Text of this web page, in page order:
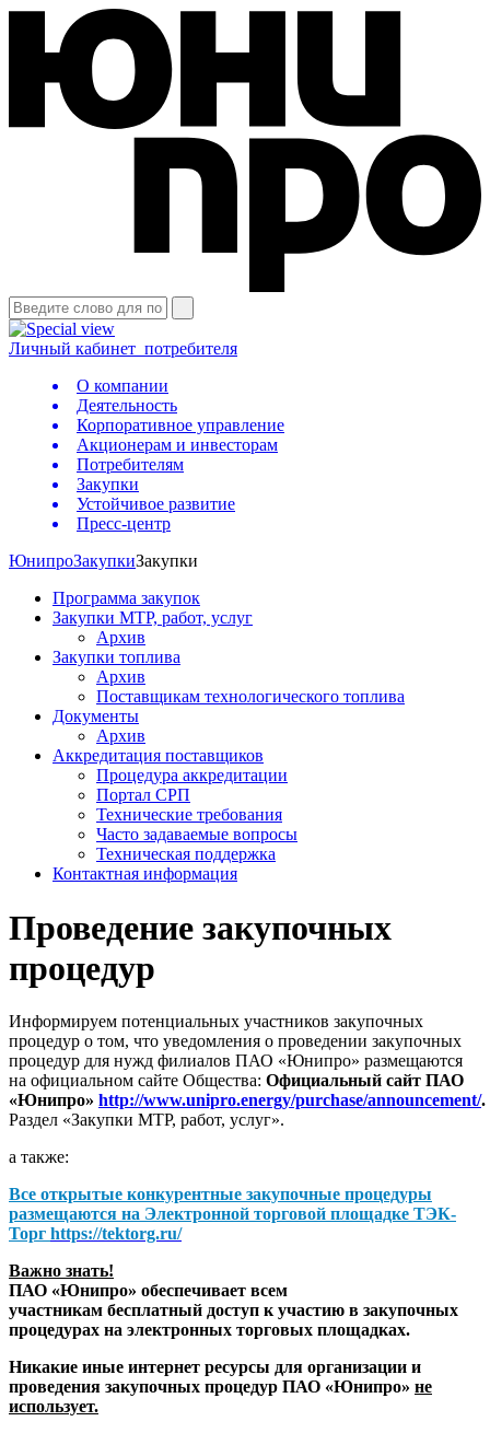
Личный кабинет потребителя
О компании
Деятельность
Корпоративное управление
Акционерам и инвесторам
Потребителям
Закупки
Устойчивое развитие
Пресс-центр
ЮнипроЗакупкиЗакупки
Программа закупок
Закупки МТР, работ, услуг
Архив
Закупки топлива
Архив
Поставщикам технологического топлива
Документы
Архив
Аккредитация поставщиков
Процедура аккредитации
Портал СРП
Технические требования
Часто задаваемые вопросы
Техническая поддержка
Контактная информация
Проведение закупочных
процедур
Информируем потенциальных участников закупочных
процедур о том, что уведомления о проведении закупочных
процедур для нужд филиалов ПАО «Юнипро» размещаются
на официальном сайте Общества: Официальный сайт ПАО
«Юнипро» http://www.unipro.energy/purchase/announcement/.
Раздел «Закупки МТР, работ, услуг».
а также:
Все открытые конкурентные закупочные процедуры
размещаются на Электронной торговой площадке ТЭК-
Торг https://tektorg.ru/
Важно знать!
ПАО «Юнипро» обеспечивает всем
участникам бесплатный доступ к участию в закупочных
процедурах на электронных торговых площадках.
Никакие иные интернет ресурсы для организации и
проведения закупочных процедур ПАО «Юнипро» не
использует.